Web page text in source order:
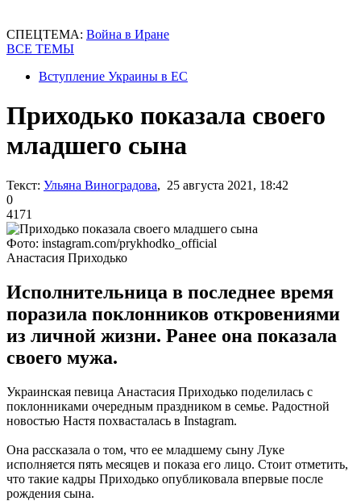
СПЕЦТЕМА: Война в Иране
ВСЕ ТЕМЫ
Вступление Украины в ЕС
Приходько показала своего
младшего сына
Текст: Ульяна Виноградова, 25 августа 2021, 18:42
0
4171
Фото: instagram.com/prykhodko_official
Анастасия Приходько
Исполнительница в последнее время
поразила поклонников откровениями
из личной жизни. Ранее она показала
своего мужа.
Украинская певица Анастасия Приходько поделилась с
поклонниками очередным праздником в семье. Радостной
новостью Настя похвасталась в Instagram.
Она рассказала о том, что ее младшему сыну Луке
исполняется пять месяцев и показа его лицо. Стоит отметить,
что такие кадры Приходько опубликовала впервые после
рождения сына.